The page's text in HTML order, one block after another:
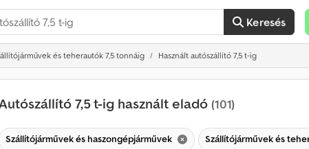
Keresés
és teherautók 7,5 tonnáig Használt autószállító 7,5 t-ig
7,5 t-ig használt eladó (101)
Szállítójárművek és haszongépjárművek Szállítójárművek és